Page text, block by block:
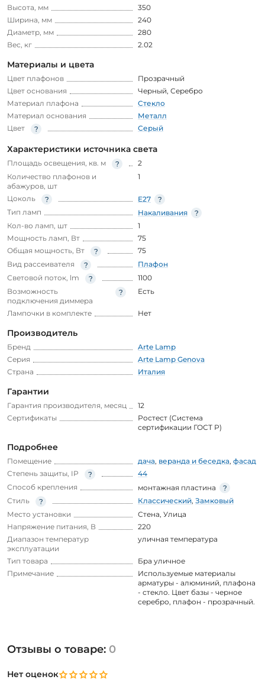
Высота, мм
350
Ширина, мм
240
Диаметр, мм
280
Вес, кг
2.02
Материалы и цвета
Цвет плафонов
Прозрачный
Цвет основания
Черный, Серебро
Материал плафона
Стекло
Материал основания
Металл
Цвет
Серый
Характеристики источника света
Площадь освещения, кв. м
2
Количество плафонов и
абажуров, шт
1
Цоколь
E27
Тип ламп
Накаливания
Кол-во ламп, шт
1
Мощность ламп, Вт
75
Общая мощность, Вт
75
Вид рассеивателя
Плафон
Световой поток, lm
1100
Возможность
подключения диммера
Есть
Лампочки в комплекте Нет
Производитель
Бренд
Arte Lamp
Серия
Arte Lamp Genova
Страна
Италия
Гарантии
Гарантия производителя, месяц
12
Сертификаты
Ростест (Система
сертификации ГОСТ Р)
Подробнее
Помещение дача, веранда и беседка, фасад
Степень защиты, IP
44
Способ крепления
монтажная пластина
Стиль
Классический, Замковый
Место установки
Стена, Улица
Напряжение питания, В
220
Диапазон температур
эксплуатации
уличная температура
Тип товара
Бра уличное
Примечание
Используемые материалы
арматуры - алюминий, плафона
- стекло. Цвет базы - черное
серебро, плафон - прозрачный.
Отзывы о товаре: 0
Нет оценок